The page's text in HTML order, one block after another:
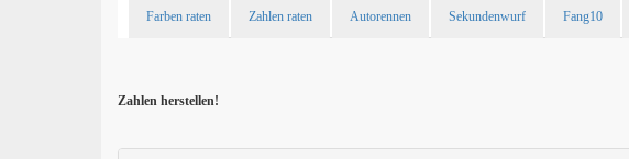
Farben raten Zahlen raten Autorennen Sekundenwurf Fang10
Zahlen herstellen!